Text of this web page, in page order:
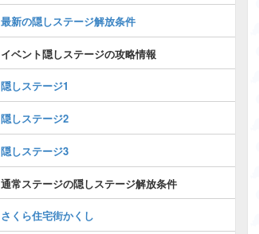
最新の隠しステージ解放条件
イベント隠しステージの攻略情報
隠しステージ1
隠しステージ2
隠しステージ3
通常ステージの隠しステージ解放条件
さくら住宅街かくし